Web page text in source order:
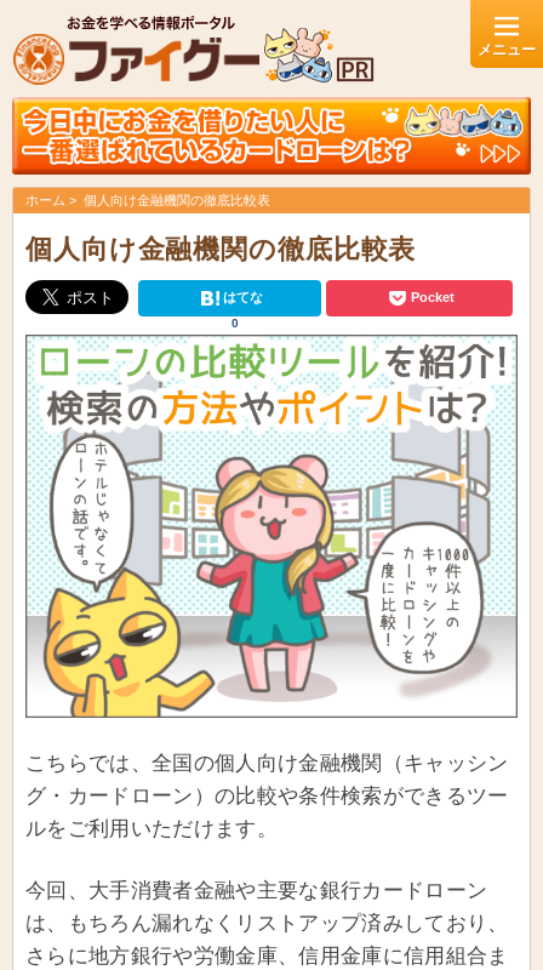
ホーム 個人向け金融機関の徹底比較表
個人向け金融機関の徹底比較表
はてな
0
Pocket
こちらでは、全国の個人向け金融機関（キャッシン
グ・カードローン）の比較や条件検索ができるツー
ルをご利用いただけます。
今回、大手消費者金融や主要な銀行カードローン
は、もちろん漏れなくリストアップ済みしており、
さらに地方銀行や労働金庫、信用金庫に信用組合ま